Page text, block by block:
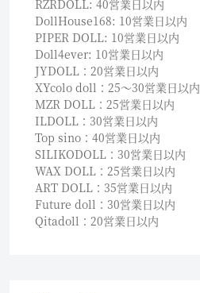
RZRDOLL: 40営業日以内
DollHouse168: 10営業日以内
PIPER DOLL: 10営業日以内
Doll4ever: 10営業日以内
JYDOLL：20営業日以内
XYcolo doll：25〜30営業日以内
MZR DOLL：25営業日以内
ILDOLL：30営業日以内
Top sino：40営業日以内
SILIKODOLL：30営業日以内
WAX DOLL：25営業日以内
ART DOLL：35営業日以内
Future doll：30営業日以内
Qitadoll：20営業日以内